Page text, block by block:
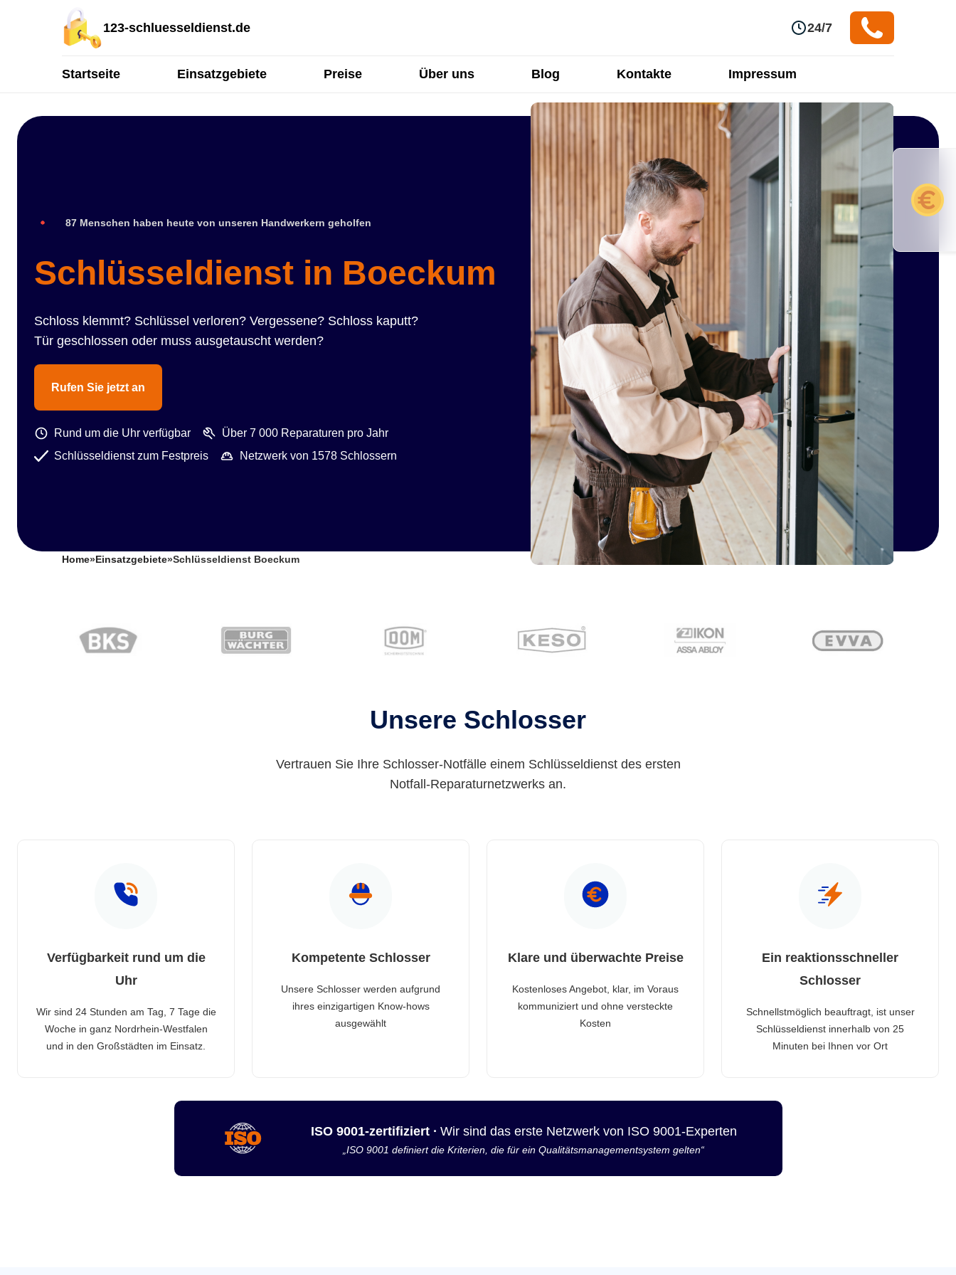
123-schluesseldienst.de 24/7
Startseite Einsatzgebiete Preise Über uns Blog Kontakte Impressum
87 Menschen haben heute von unseren Handwerkern geholfen
Schlüsseldienst in Boeckum
Schloss klemmt? Schlüssel verloren? Vergessene? Schloss kaputt?
Tür geschlossen oder muss ausgetauscht werden?
Rufen Sie jetzt an
Rund um die Uhr verfügbar
Über 7 000 Reparaturen pro Jahr
Schlüsseldienst zum Festpreis
Netzwerk von 1578 Schlossern
Home» Einsatzgebiete»Schlüsseldienst Boeckum
Unsere Schlosser
Vertrauen Sie Ihre Schlosser-Notfälle einem Schlüsseldienst des ersten
Notfall-Reparaturnetzwerks an.
Verfügbarkeit rund um die
Uhr
Wir sind 24 Stunden am Tag, 7 Tage die
Woche in ganz Nordrhein-Westfalen
und in den Großstädten im Einsatz.
Kompetente Schlosser
Unsere Schlosser werden aufgrund
ihres einzigartigen Know-hows
ausgewählt
Klare und überwachte Preise
Kostenloses Angebot, klar, im Voraus
kommuniziert und ohne versteckte
Kosten
Ein reaktionsschneller
Schlosser
Schnellstmöglich beauftragt, ist unser
Schlüsseldienst innerhalb von 25
Minuten bei Ihnen vor Ort
ISO 9001-zertifiziert · Wir sind das erste Netzwerk von ISO 9001-Experten
„ISO 9001 definiert die Kriterien, die für ein Qualitätsmanagementsystem gelten“